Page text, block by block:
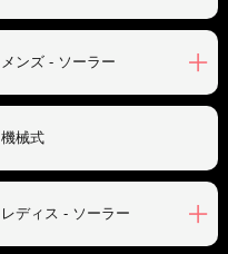
メンズ - ソーラー
機械式
レディス - ソーラー